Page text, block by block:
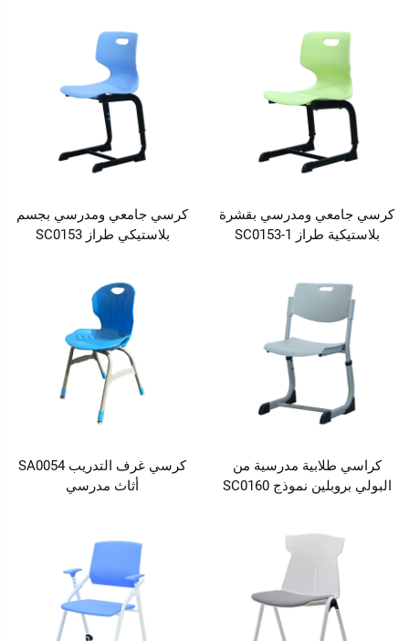
كرسي جامعي ومدرسي بقشرة
بلاستيكية طراز SC0153-1
كرسي جامعي ومدرسي بجسم
بلاستيكي طراز SC0153
كراسي طلابية مدرسية من
البولي بروبلين نموذج SC0160
كرسي غرف التدريب SA0054
أثاث مدرسي